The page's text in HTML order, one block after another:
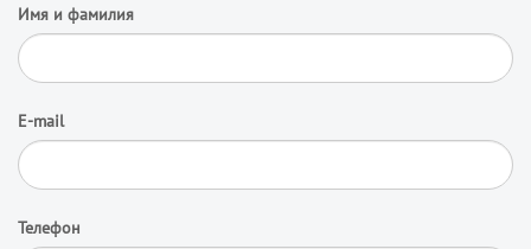
Имя и фамилия
E-mail
Телефон